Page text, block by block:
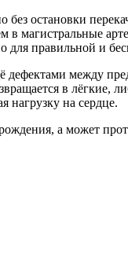
остановки
в магистральные
для правильной и
между
в лёгкие,
нагрузку на сердце.
а может